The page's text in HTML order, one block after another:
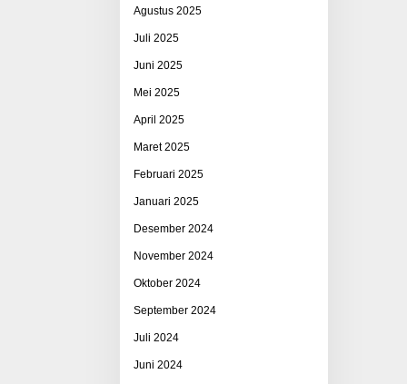
Agustus 2025
Juli 2025
Juni 2025
Mei 2025
April 2025
Maret 2025
Februari 2025
Januari 2025
Desember 2024
November 2024
Oktober 2024
September 2024
Juli 2024
Juni 2024